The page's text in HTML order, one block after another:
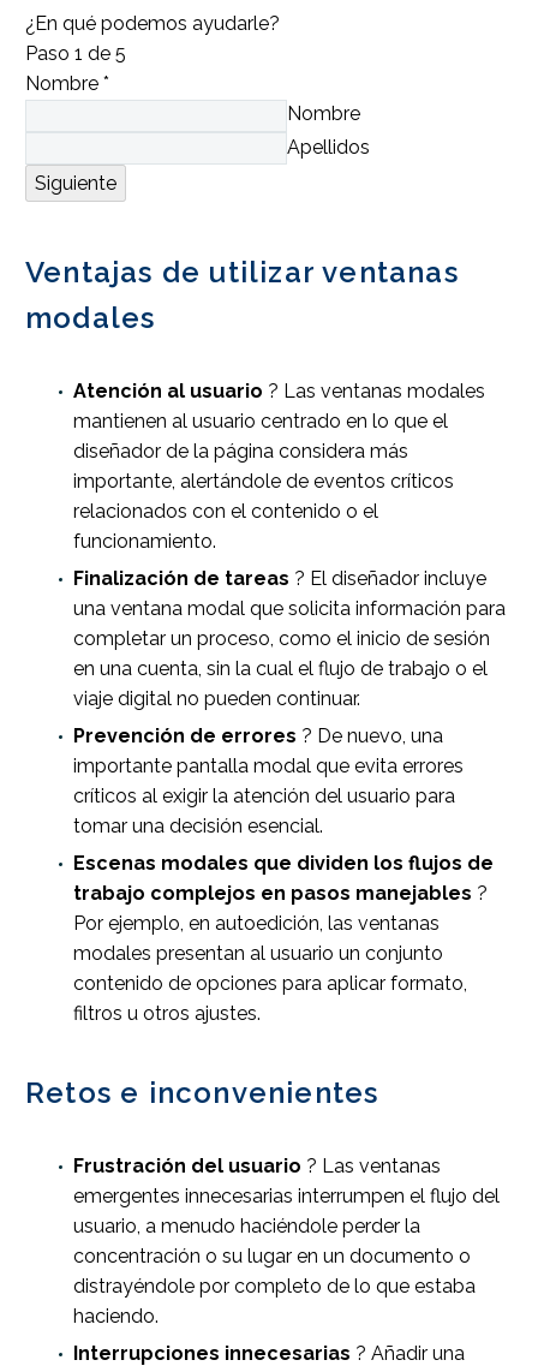
¿En qué podemos ayudarle?
Paso 1 de 5
Nombre *
Nombre
Apellidos
Siguiente
Ventajas de utilizar ventanas
modales
Atención al usuario ? Las ventanas modales
mantienen al usuario centrado en lo que el
diseñador de la página considera más
importante, alertándole de eventos críticos
relacionados con el contenido o el
funcionamiento.
Finalización de tareas ? El diseñador incluye
una ventana modal que solicita información para
completar un proceso, como el inicio de sesión
en una cuenta, sin la cual el flujo de trabajo o el
viaje digital no pueden continuar.
Prevención de errores ? De nuevo, una
importante pantalla modal que evita errores
críticos al exigir la atención del usuario para
tomar una decisión esencial.
Escenas modales que dividen los flujos de
trabajo complejos en pasos manejables ?
Por ejemplo, en autoedición, las ventanas
modales presentan al usuario un conjunto
contenido de opciones para aplicar formato,
filtros u otros ajustes.
Retos e inconvenientes
Frustración del usuario ? Las ventanas
emergentes innecesarias interrumpen el flujo del
usuario, a menudo haciéndole perder la
concentración o su lugar en un documento o
distrayéndole por completo de lo que estaba
haciendo.
Interrupciones innecesarias ? Añadir una